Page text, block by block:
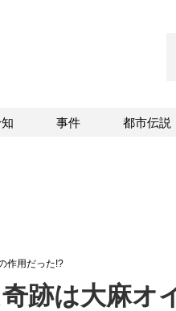
作用だった!?
跡は大麻オ
事件 都市伝説